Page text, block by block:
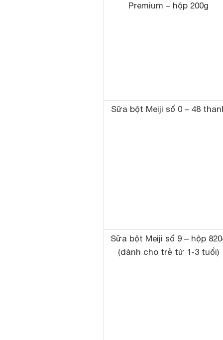
Premium – hộp 200g
Sữa bột Meiji số 0 – 48
Sữa bột Meiji số 9 – hộp
(dành cho trẻ từ 1-3 tuổi)